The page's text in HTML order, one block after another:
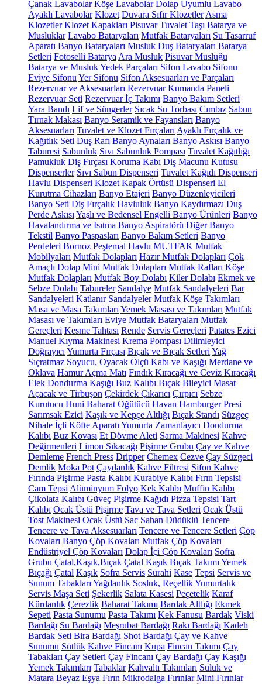
Çanak Lavabolar Köşe Lavabolar Dolap Uyumlu Lavabo
Ayaklı Lavabolar Klozet Duvara Sıfır Klozetler Asma
Klozetler Klozet Kapakları Pisuvar Tuvalet Taşı Batarya ve
Musluklar Lavabo Bataryaları Mutfak Bataryaları Su Tasarruf
Aparatı Banyo Bataryaları Musluk Duş Bataryaları Batarya
Setleri Fotoselli Batarya Ara Musluk Pisuvar Musluğu
Batarya ve Musluk Yedek Parçaları Sifon Lavabo Sifonu
Eviye Sifonu Yer Sifonu Sifon Aksesuarları ve Parçaları
Rezervuar ve Aksesuarları Rezervuar Kumanda Paneli
Rezervuar Seti Rezervuar İç Takımı Banyo Bakım Setleri
Yara Bandı Lif ve Süngerler Sıcak Su Torbası Cımbız Sabun
Tırnak Makası Banyo Seramik ve Fayansları Banyo
Aksesuarları Tuvalet ve Klozet Fırçaları Ayaklı Fırçalık ve
Kağıtlık Seti Duş Rafı Banyo Aynaları Banyo Askısı Banyo
Taburesi Sabunluk Sıvı Sabunluk Pompası Tuvalet Kağıtlığı
Pamukluk Diş Fırçası Koruma Kabı Diş Macunu Kutusu
Dispenserler Sıvı Sabun Dispenseri Tuvalet Kağıdı Dispenseri
Havlu Dispenseri Klozet Kapak Örtüsü Dispenseri El
Kurutma Cihazları Banyo Etajeri Banyo Düzenleyicileri
Banyo Seti Diş Fırçalık Havluluk Banyo Kaydırmazı Duş
Perde Askısı Yaşlı ve Bedensel Engelli Banyo Ürünleri Banyo
Havalandırma ve Isıtma Banyo Aspiratörü Diğer Banyo
Tekstil Banyo Paspasları Banyo Bakım Setleri Banyo
Perdeleri Bornoz Peştemal Havlu MUTFAK Mutfak
Mobilyaları Mutfak Dolapları Hazır Mutfak Dolapları Çok
Amaçlı Dolap Mini Mutfak Dolapları Mutfak Rafları Köşe
Mutfak Dolapları Mutfak Boy Dolabı Kiler Dolabı Ekmek ve
Sebze Dolabı Tabureler Sandalye Mutfak Sandalyeleri Bar
Sandalyeleri Katlanır Sandalyeler Mutfak Köşe Takımları
Masa ve Masa Takımları Yemek Masası ve Takımları Mutfak
Masası ve Takımları Eviye Mutfak Bataryaları Mutfak
Gereçleri Kesme Tahtası Rende Servis Gereçleri Patates Ezici
Manuel Kıyma Makinesi Krema Pompası Dilimleyici
Doğrayıcı Yumurta Fırçası Bıçak ve Bıçak Setleri Yağ
Sıçratmaz Soyucu, Oyacak Ölçü Kabı ve Kaşığı Merdane ve
Oklava Hamur Açma Matı Fındık Kıracağı ve Ceviz Kıracağı
Elek Dondurma Kaşığı Buz Kalıbı Bıçak Bileyici Masat
Açacak ve Tirbuşon Çekirdek Çıkarıcı Çırpıcı Sebze
Kurutucu Huni Baharat Öğütücü Havan Hamburger Presi
Sarımsak Ezici Kaşık ve Kepçe Altlığı Bıçak Standı Süzgeç
Nihale İçli Köfte Aparatı Yumurta Zamanlayıcı Dondurma
Kalıbı Buz Kovası Et Dövme Aleti Sarma Makinesi Kahve
Değirmenleri Limon Sıkacağı Pişirme Grubu Çay ve Kahve
Demleme French Press Dripper Chemex Cezve Çay Süzgeci
Demlik Moka Pot Çaydanlık Kahve Filtresi Sifon Kahve
Fırında Pişirme Pasta Kalıbı Kurabiye Kalıbı Fırın Tepsisi
Cam Tepsi Alüminyum Folyo Kek Kalıbı Muffin Kalıbı
Çikolata Kalıbı Güveç Pişirme Kağıdı Pizza Tepsisi Tart
Kalıbı Ocak Üstü Pişirme Tava ve Tava Setleri Ocak Üstü
Tost Makinesi Ocak Üstü Sac Sahan Düdüklü Tencere
Tencere ve Tava Aksesuarları Tencere ve Tencere Setleri Çöp
Kovaları Banyo Çöp Kovaları Mutfak Çöp Kovaları
Endüstriyel Çöp Kovaları Dolap İçi Çöp Kovaları Sofra
Grubu Çatal,Kaşık,Bıçak Çatal Kaşık Bıçak Takımı Yemek
Bıçağı Çatal Kaşık Sofra Servis Sürahi Kase Tepsi Servis ve
Sunum Tabakları Yağdanlık Sosluk, ReçellikYumurtalık
Servis Maşa Seti Şekerlik Salata Kasesi Peçetelik Karaf
Kürdanlık Çerezlik Baharat Takımı Bardak Altlığı Ekmek
Sepeti Pasta Sunumu Pasta Takımı Kek Fanusu Bardak Viski
Bardağı Su Bardağı Meşrubat Bardağı Rakı Bardağı Kadeh
Bardak Seti Bira Bardağı Shot Bardağı Çay ve Kahve
Sunumu Sütlük Kahve Fincanı Kupa Fincan Takımı Çay
Tabakları Çay Setleri Çay Fincanı Çay Bardağı Çay Kaşığı
Yemek Takımları Tabaklar Kahvaltı Takımları Suluk ve
Matara Beyaz Eşya Fırın Mikrodalga Fırınlar Mini Fırınlar